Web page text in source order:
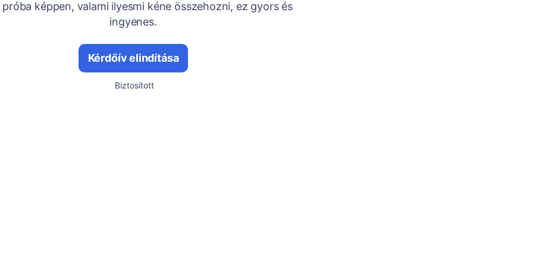
próba képpen, valami ilyesmi kéne összehozni, ez gyors és
ingyenes.
Kérdőív elindítása
Biztosított